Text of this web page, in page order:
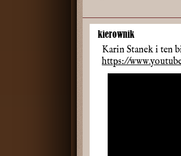
kierownik
Karin Stanek i ten
https://